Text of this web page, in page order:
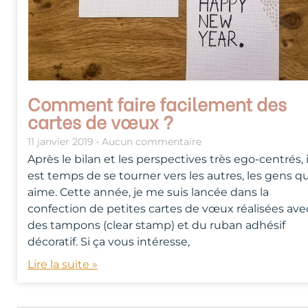
Comment faire facilement des
cartes de vœux ?
11 janvier 2019 Aucun commentaire
Après le bilan et les perspectives très ego-centrés, il
est temps de se tourner vers les autres, les gens
aime. Cette année, je me suis lancée dans la
confection de petites cartes de vœux réalisées
des tampons (clear stamp) et du ruban adhésif
décoratif. Si ça vous intéresse,
Lire la suite »